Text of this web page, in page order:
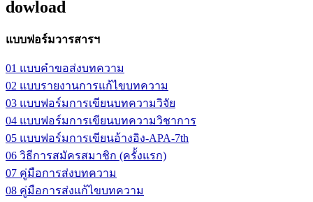
dowload
แบบฟอร์มวารสารฯ
01 แบบคำขอส่งบทความ
02 แบบรายงานการแก้ไขบทความ
03 แบบฟอร์มการเขียนบทความวิจัย
04 แบบฟอร์มการเขียนบทความวิชาการ
05 แบบฟอร์มการเขียนอ้างอิง-APA-7th
06 วิธีการสมัครสมาชิก (ครั้งแรก)
07 คู่มือการส่งบทความ
08 คู่มือการส่งแก้ไขบทความ